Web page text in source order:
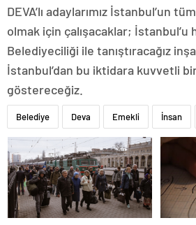
DEVA’lı adaylarımız İstanbul’un
olmak için çalışacaklar; İstanbul’u
Belediyeciliği ile tanıştıracağız
İstanbul’dan bu iktidara kuvvetli
göstereceğiz.
Belediye Deva Emekli İnsan